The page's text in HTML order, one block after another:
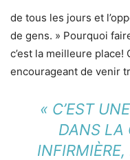
de tous les jours et
de gens. » Pourquoi
c’est la meilleure place!
encourageant de venir
« C’EST
DANS LA